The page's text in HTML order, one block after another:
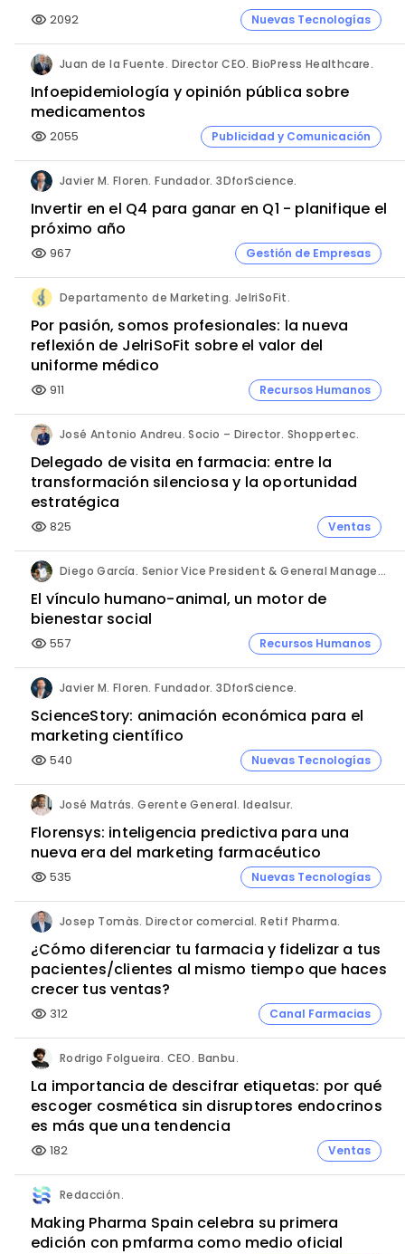
visibility 2092 Nuevas Tecnologías
Juan de la Fuente. Director CEO. BioPress Healthcare.
Infoepidemiología y opinión pública sobre
medicamentos
visibility 2055 Publicidad y Comunicación
Javier M. Floren. Fundador. 3DforScience.
Invertir en el Q4 para ganar en Q1 - planifique el
próximo año
visibility 967 Gestión de Empresas
Departamento de Marketing. JelriSoFit.
Por pasión, somos profesionales: la nueva
reflexión de JelriSoFit sobre el valor del
uniforme médico
visibility 911 Recursos Humanos
José Antonio Andreu. Socio – Director. Shoppertec.
Delegado de visita en farmacia: entre la
transformación silenciosa y la oportunidad
estratégica
visibility 825 Ventas
Diego García. Senior Vice President & General Manager Southern Europe Cluster. Zoetis.
El vínculo humano-animal, un motor de
bienestar social
visibility 557 Recursos Humanos
Javier M. Floren. Fundador. 3DforScience.
ScienceStory: animación económica para el
marketing científico
visibility 540 Nuevas Tecnologías
José Matrás. Gerente General. Idealsur.
Florensys: inteligencia predictiva para una
nueva era del marketing farmacéutico
visibility 535 Nuevas Tecnologías
Josep Tomàs. Director comercial. Retif Pharma.
¿Cómo diferenciar tu farmacia y fidelizar a tus
pacientes/clientes al mismo tiempo que haces
crecer tus ventas?
visibility 312 Canal Farmacias
Rodrigo Folgueira. CEO. Banbu.
La importancia de descifrar etiquetas: por qué
escoger cosmética sin disruptores endocrinos
es más que una tendencia
visibility 182 Ventas
Redacción.
Making Pharma Spain celebra su primera
edición con pmfarma como medio oficial